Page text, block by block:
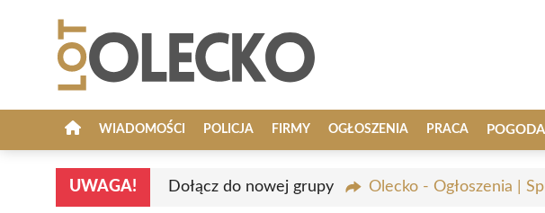
WIADOMOŚCI POLICJA FIRMY OGŁOSZENIA PRACA POGODA
UWAGA! Dołącz do nowej grupy Olecko - Ogłoszenia |